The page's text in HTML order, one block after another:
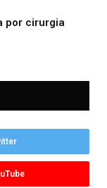
por cirurgia